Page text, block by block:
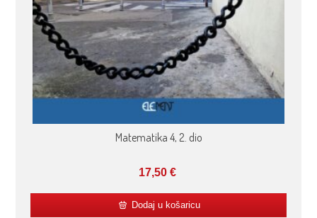
Matematika 4, 2. dio
17,50 €
Dodaj u košaricu